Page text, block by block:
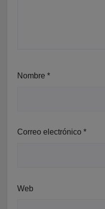
Nombre *
Correo electrónico *
Web